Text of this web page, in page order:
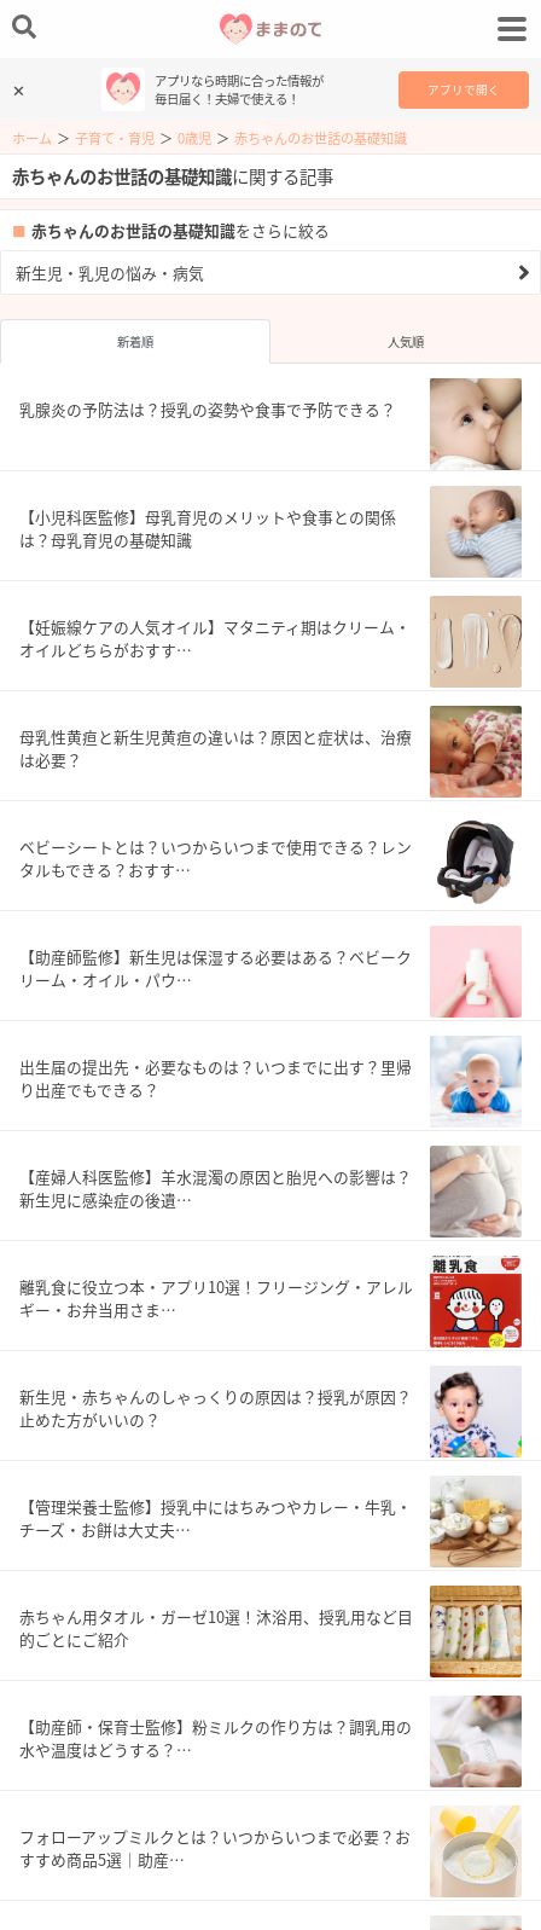
✕
アプリなら時期に合った情報が
毎日届く！夫婦で使える！
アプリで開く
ホーム ＞ 子育て・育児 ＞ 0歳児 ＞ 赤ちゃんのお世話の基礎知識
赤ちゃんのお世話の基礎知識に関する記事
赤ちゃんのお世話の基礎知識をさらに絞る
新生児・乳児の悩み・病気
新着順 人気順
乳腺炎の予防法は？授乳の姿勢や食事で予防できる？
【小児科医監修】母乳育児のメリットや食事との関係
は？母乳育児の基礎知識
【妊娠線ケアの人気オイル】マタニティ期はクリーム・
オイルどちらがおすす…
母乳性黄疸と新生児黄疸の違いは？原因と症状は、治療
は必要？
ベビーシートとは？いつからいつまで使用できる？レン
タルもできる？おすす…
【助産師監修】新生児は保湿する必要はある？ベビーク
リーム・オイル・パウ…
出生届の提出先・必要なものは？いつまでに出す？里帰
り出産でもできる？
【産婦人科医監修】羊水混濁の原因と胎児への影響は？
新生児に感染症の後遺…
離乳食に役立つ本・アプリ10選！フリージング・アレル
ギー・お弁当用さま…
新生児・赤ちゃんのしゃっくりの原因は？授乳が原因？
止めた方がいいの？
【管理栄養士監修】授乳中にはちみつやカレー・牛乳・
チーズ・お餅は大丈夫…
赤ちゃん用タオル・ガーゼ10選！沐浴用、授乳用など目
的ごとにご紹介
【助産師・保育士監修】粉ミルクの作り方は？調乳用の
水や温度はどうする？…
フォローアップミルクとは？いつからいつまで必要？お
すすめ商品5選｜助産…